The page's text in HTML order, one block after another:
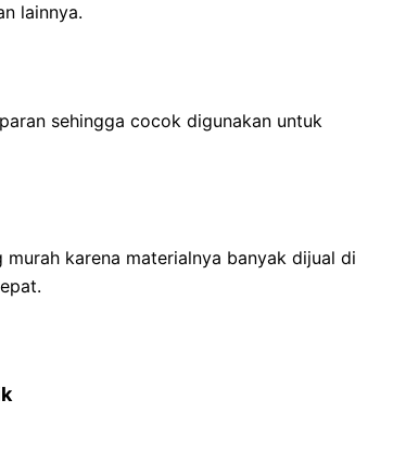
lainnya.
sehingga cocok digunakan untuk
karena materialnya banyak dijual di